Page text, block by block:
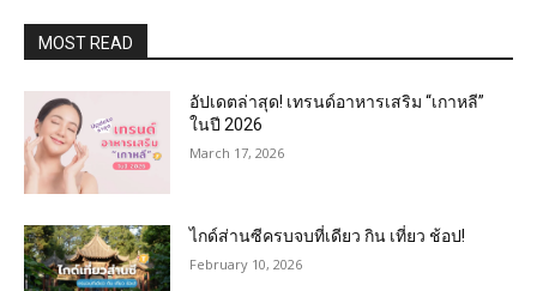
MOST READ
อัปเดตล่าสุด! เทรนด์อาหารเสริม “เกาหลี”
ในปี 2026
March 17, 2026
ไกด์ส่านซีครบจบที่เดียว กิน เที่ยว ช้อป!
February 10, 2026